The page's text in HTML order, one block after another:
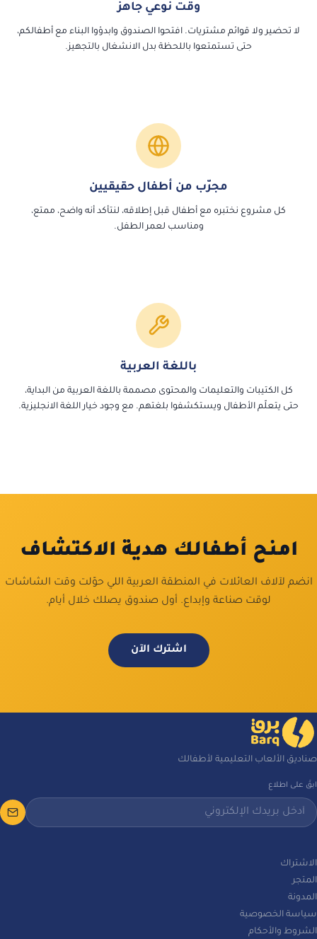
وقت نوعي جاهز
لا تحضير ولا قوائم مشتريات. افتحوا الصندوق وابدؤوا البناء مع أطفالكم،
حتى تستمتعوا باللحظة بدل الانشغال بالتجهيز.
مجرّب من أطفال حقيقيين
كل مشروع نختبره مع أطفال قبل إطلاقه، لنتأكد أنه واضح، ممتع،
ومناسب لعمر الطفل.
باللغة العربية
كل الكتيبات والتعليمات والمحتوى مصممة باللغة العربية من البداية،
حتى يتعلّم الأطفال ويستكشفوا بلغتهم. مع وجود خيار اللغة الانجليزية.
امنح أطفالك هدية الاكتشاف
انضم لآلاف العائلات في المنطقة العربية اللي حوّلت وقت الشاشات
لوقت صناعة وإبداع. أول صندوق يصلك خلال أيام.
اشترك الآن
صناديق الألعاب التعليمية لأطفالك
ابقَ على اطلاع
الاشتراك
المتجر
المدونة
سياسة الخصوصية
الشروط والأحكام